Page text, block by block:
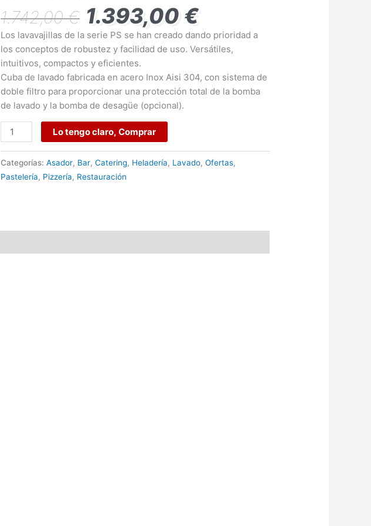
1.742,00€ 1.393,00 €
Los lavavajillas de la serie PS se han creado dando prioridad a
los conceptos de robustez y facilidad de uso. Versátiles,
intuitivos, compactos y eficientes.
Cuba de lavado fabricada en acero Inox Aisi 304, con sistema de
doble filtro para proporcionar una protección total de la bomba
de lavado y la bomba de desagüe (opcional).
ROMG
cantidad
Lo tengo claro, Comprar
Categorías: Asador, Bar, Catering, Heladería, Lavado, Ofertas,
Pastelería, Pizzería, Restauración